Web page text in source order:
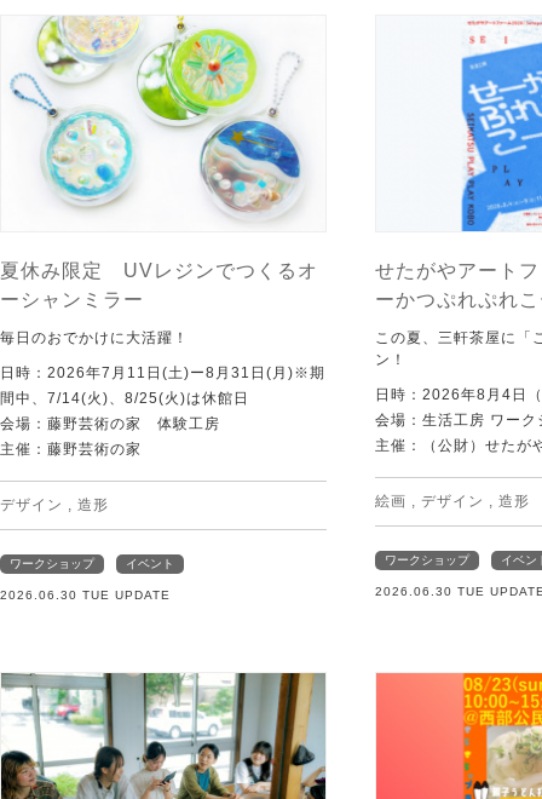
夏休み限定 UVレジンでつくるオ
ーシャンミラー
毎日のおでかけに大活躍！
日時：2026年7月11日(土)ー8月31日(月)※期
間中、7/14(火)、8/25(火)は休館日
会場：藤野芸術の家 体験工房
主催：藤野芸術の家
デザイン , 造形
ワークショップ イベント
2026.06.30 TUE UPDATE
せたがやアート
ーかつぷれぷれ
この夏、三軒茶屋に「
ン！
日時：2026年8月4日
会場：生活工房 ワー
主催：（公財）せたが
絵画 , デザイン , 造形
ワークショップ イベン
2026.06.30 TUE